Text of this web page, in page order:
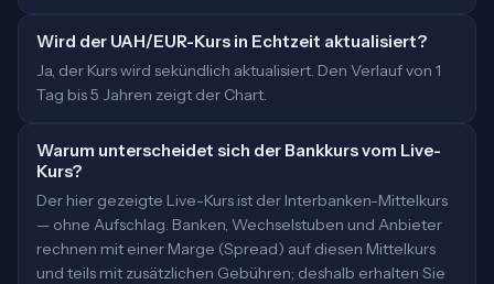
Wird der UAH/EUR-Kurs in Echtzeit aktualisiert?
Ja, der Kurs wird sekündlich aktualisiert. Den Verlauf von 1
Tag bis 5 Jahren zeigt der Chart.
Warum unterscheidet sich der Bankkurs vom Live-
Kurs?
Der hier gezeigte Live-Kurs ist der Interbanken-Mittelkurs
— ohne Aufschlag. Banken, Wechselstuben und Anbieter
rechnen mit einer Marge (Spread) auf diesen Mittelkurs
und teils mit zusätzlichen Gebühren; deshalb erhalten Sie